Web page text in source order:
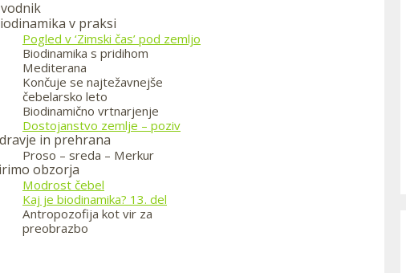
v praksi
Pogled v ‘Zimski čas’ pod zemljo
Biodinamika s pridihom
Mediterana
Končuje se najtežavnejše
čebelarsko leto
Biodinamično vrtnarjenje
Dostojanstvo zemlje – poziv
in prehrana
Proso – sreda – Merkur
obzorja
Modrost čebel
Kaj je biodinamika? 13. del
Antropozofija kot vir za
preobrazbo